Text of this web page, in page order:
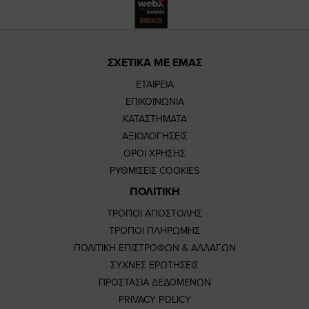
ΣΧΕΤΙΚΑ ΜΕ ΕΜΑΣ
ΕΤΑΙΡΕΙΑ
ΕΠΙΚΟΙΝΩΝΙΑ
ΚΑΤΑΣΤΗΜΑΤΑ
ΑΞΙΟΛΟΓΗΣΕΙΣ
ΟΡΟΙ ΧΡΗΣΗΣ
ΡΥΘΜΙΣΕΙΣ COOKIES
ΠΟΛΙΤΙΚΗ
ΤΡΟΠΟΙ ΑΠΟΣΤΟΛΗΣ
ΤΡΟΠΟΙ ΠΛΗΡΩΜΗΣ
ΠΟΛΙΤΙΚΗ ΕΠΙΣΤΡΟΦΩΝ & ΑΛΛΑΓΩΝ
ΣΥΧΝΕΣ ΕΡΩΤΗΣΕΙΣ
ΠΡΟΣΤΑΣΙΑ ΔΕΔΟΜΕΝΩΝ
PRIVACY POLICY